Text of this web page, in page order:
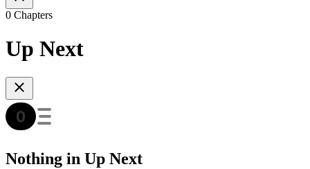
0 Chapters
Up Next
Nothing in Up Next